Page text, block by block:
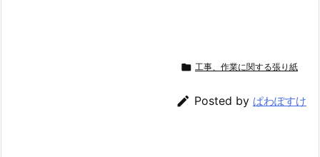
 工事、作業に関する張り紙
 Posted by ぱわぽすけ